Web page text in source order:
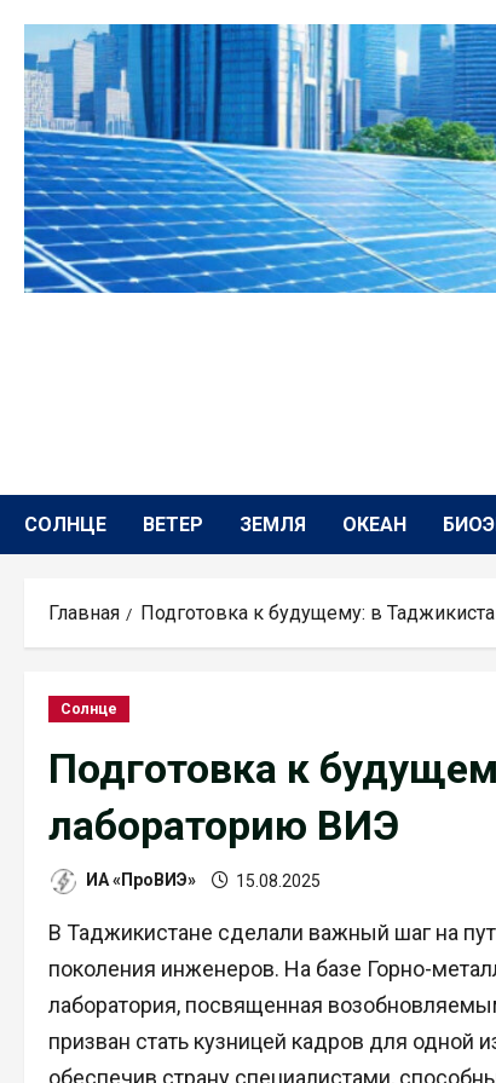
содержимому
СОЛНЦЕ ВЕТЕР ЗЕМЛЯ ОКЕАН
Главная Подготовка к будущему: в
Солнце
Подготовка к
лабораторию ВИЭ
ИА «ПроВИЭ» 15.08.2025
В Таджикистане сделали важный шаг на
поколения инженеров. На базе Горно-
лаборатория, посвященная
призван стать кузницей кадров для одной